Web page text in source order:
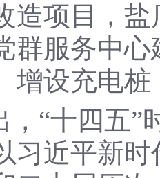
造项目，
群服务中
增设充电
，“十四五”
习近平新